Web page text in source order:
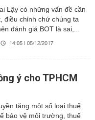
Lậy có những vấn đề cần
điều chỉnh chứ chúng ta
đánh giá BOT là sai,...
14:05 | 05/12/2017
ý cho TPHCM
tăng một số loại thuế
bảo vệ môi trường, thuế